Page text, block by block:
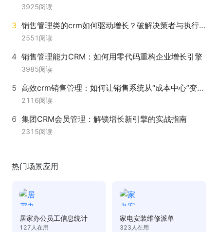
3925阅读
销售管理类的crm如何驱动增长？破解决策者与执行者的双重挑战
2551 阅读
销售管理能力CRM：如何用零代码重构企业增长引擎
3985阅读
高效crm销售管理：如何让销售系统从“成本中心”变为“增长引擎”？
2116阅读
集团CRM会员管理：解锁增长新引擎的实战指南
2315阅读
热门场景应用
居家办公员工信息统计
127 人在用
家电安装维修派单
323 人在用